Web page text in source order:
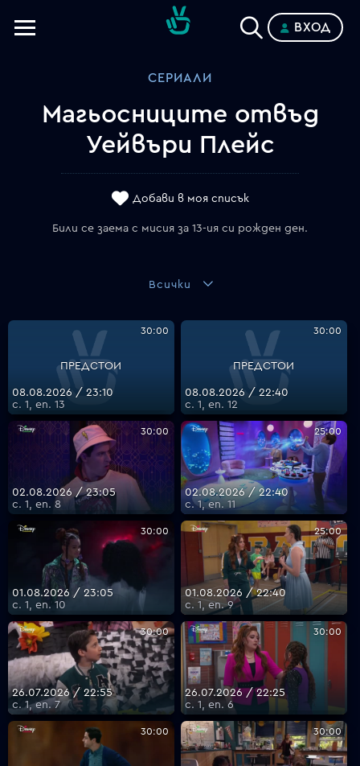
VOYO
ВХОД
СЕРИАЛИ
Магьосниците отвъд
Уейвъри Плейс
Добави в моя списък
Били се заема с мисия за 13-ия си рожден ден.
Всички
ПРЕДСТОИ
30:00
08.08.2026 / 23:10
с. 1, еп. 13
ПРЕДСТОИ
30:00
08.08.2026 / 22:40
с. 1, еп. 12
30:00
02.08.2026 / 23:05
с. 1, еп. 8
25:00
02.08.2026 / 22:40
с. 1, еп. 11
30:00
01.08.2026 / 23:05
с. 1, еп. 10
25:00
01.08.2026 / 22:40
с. 1, еп. 9
30:00
26.07.2026 / 22:55
с. 1, еп. 7
30:00
26.07.2026 / 22:25
с. 1, еп. 6
30:00 30:00